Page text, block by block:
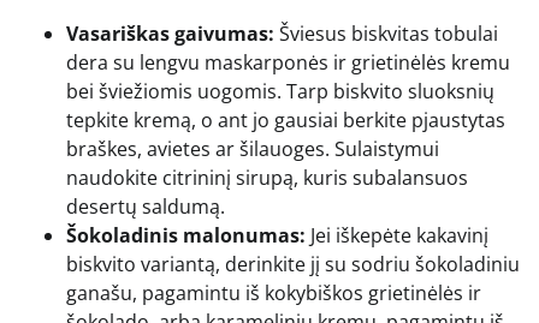
Vasariškas gaivumas: Šviesus biskvitas tobulai
dera su lengvu maskarponės ir grietinėlės kremu
bei šviežiomis uogomis. Tarp biskvito sluoksnių
tepkite kremą, o ant jo gausiai berkite pjaustytas
braškes, avietes ar šilauoges. Sulaistymui
naudokite citrininį sirupą, kuris subalansuos
desertų saldumą.
Šokoladinis malonumas: Jei iškepėte kakavinį
biskvito variantą, derinkite jį su sodriu šokoladiniu
ganašu, pagamintu iš kokybiškos grietinėlės ir